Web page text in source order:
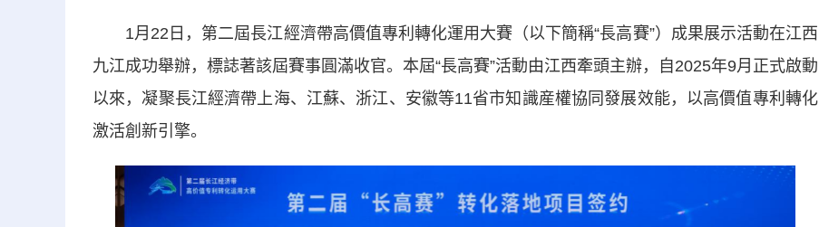
1月22日，第二屆長江經濟帶高價值專利轉化運用大賽（以下簡稱“長高賽”）成果展示活動在江西
九江成功舉辦，標誌著該屆賽事圓滿收官。本屆“長高賽”活動由江西牽頭主辦，自2025年9月正式啟動
以來，凝聚長江經濟帶上海、江蘇、浙江、安徽等11省市知識産權協同發展效能，以高價值專利轉化
激活創新引擎。